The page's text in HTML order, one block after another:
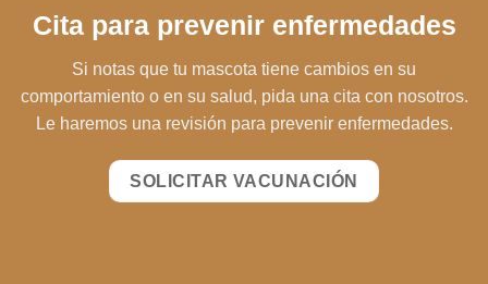
Cita para prevenir enfermedades
Si notas que tu mascota tiene cambios en su
comportamiento o en su salud, pida una cita con nosotros.
Le haremos una revisión para prevenir enfermedades.
SOLICITAR VACUNACIÓN